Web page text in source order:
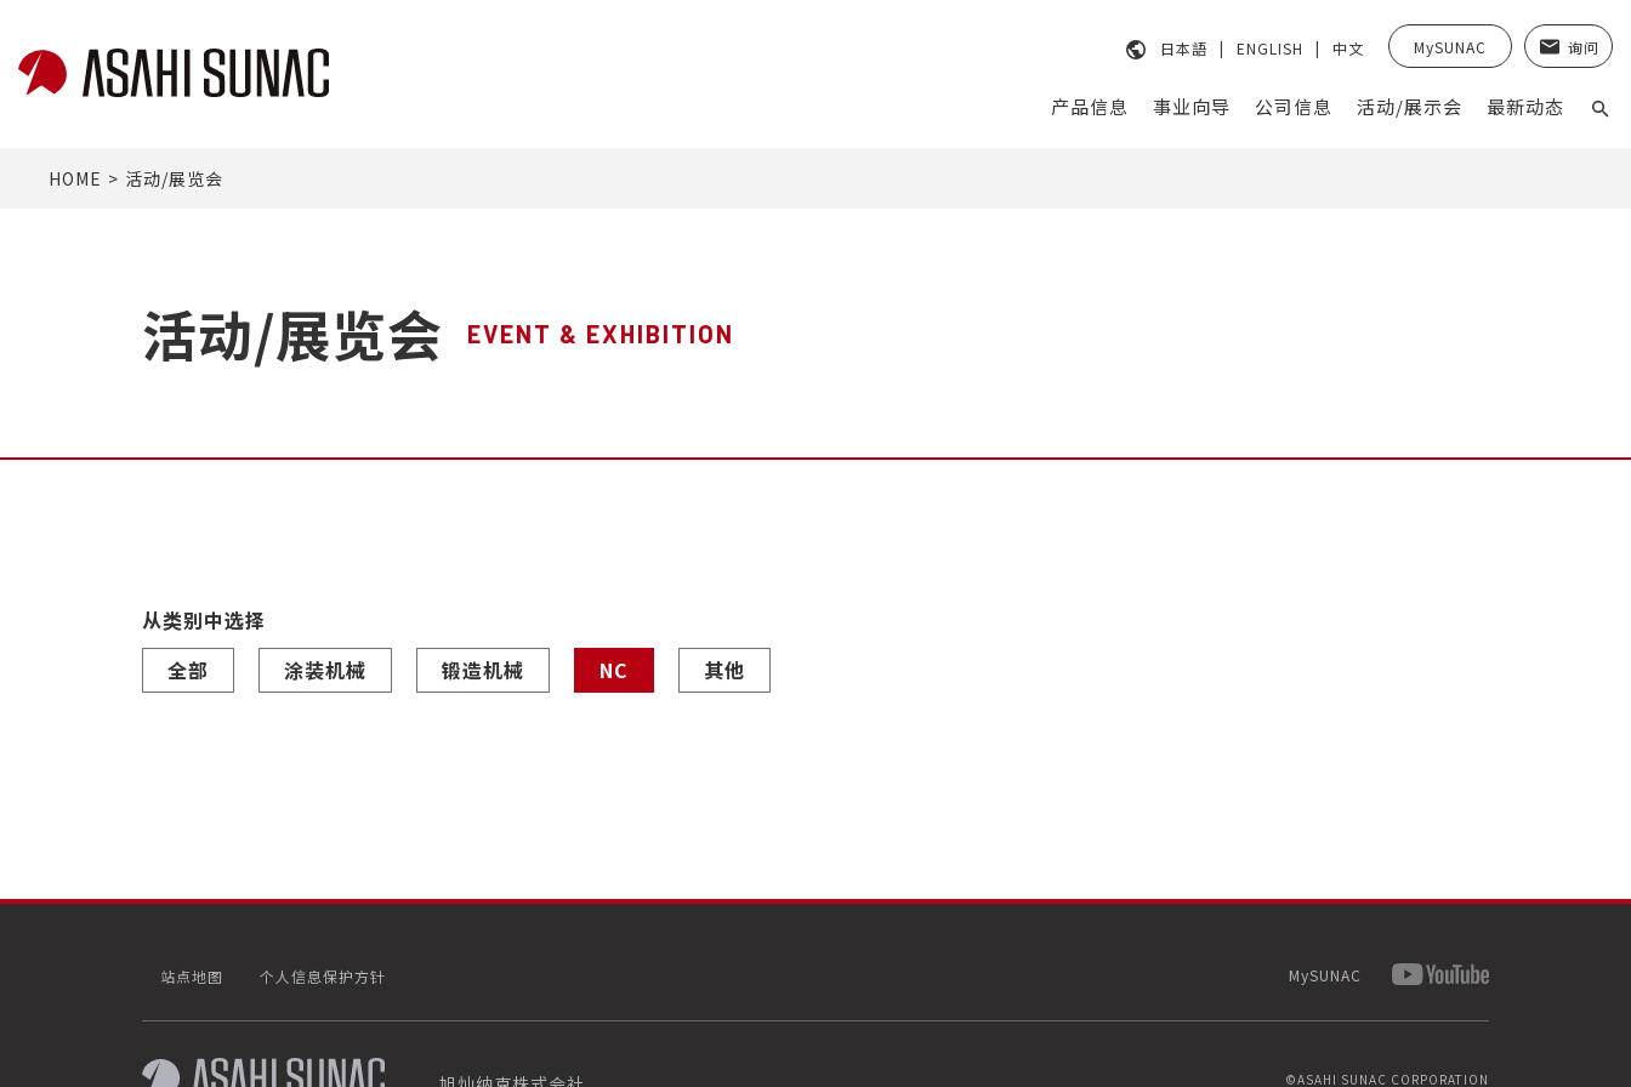
日本語 ENGLISH 中文 MySUNAC 询问
产品信息 事业向导 公司信息 活动/展示会 最新动态
HOME 活动/展览会
活动/展览会 EVENT & EXHIBITION
从类别中选择
全部
涂装机械 锻造机械 NC 其他
MySUNAC
站点地图 个人信息保护方针
©ASAHI SUNAC CORPORATION